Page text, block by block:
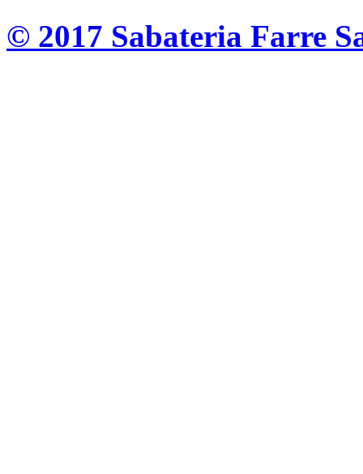
© 2017 Sabateria Farre